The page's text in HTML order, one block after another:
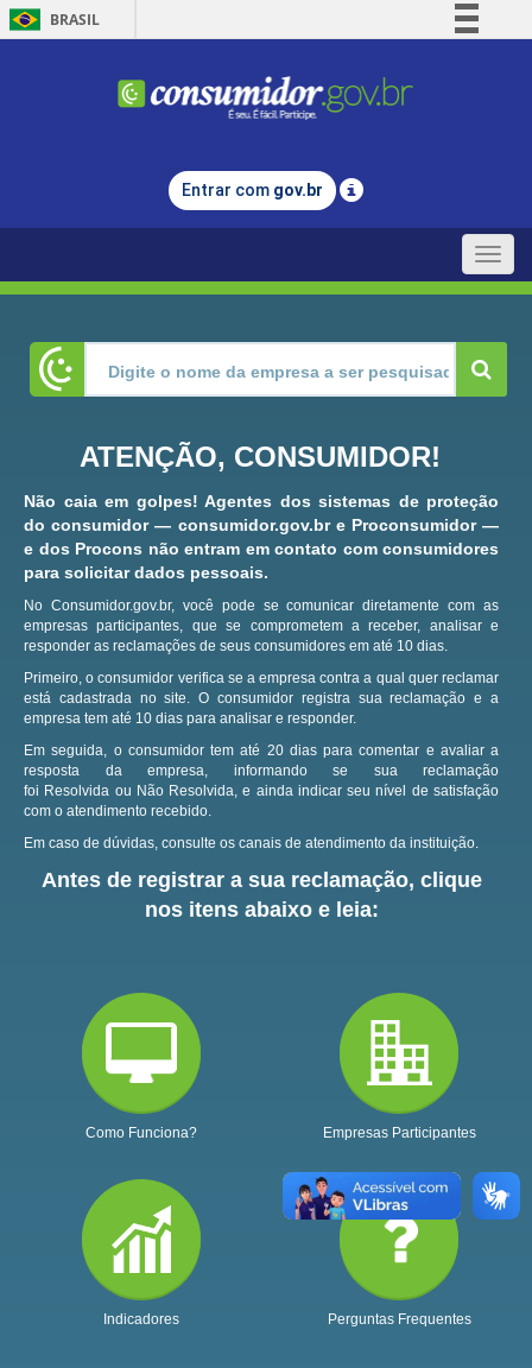
BRASIL
Comunica BR
Legislação
Entrar com gov.br
Toggle
ATENÇÃO, CONSUMIDOR!
Não caia em golpes! Agentes dos sistemas de proteção
do consumidor — consumidor.gov.br e Proconsumidor —
e dos Procons não entram em contato com consumidores
para solicitar dados pessoais.
No Consumidor.gov.br, você pode se comunicar diretamente com as
empresas participantes, que se comprometem a receber, analisar e
responder as reclamações de seus consumidores em até 10 dias.
Primeiro, o consumidor verifica se a empresa contra a qual quer reclamar
está cadastrada no site.O consumidor registra sua reclamação e a
empresa tem até 10 dias para analisar e responder.
Em seguida, o consumidor tem até 20 dias para comentar e avaliar a
resposta da empresa, informando se sua reclamação
foi Resolvida ou Não Resolvida, e ainda indicar seu nível de satisfação
com o atendimento recebido.
Em caso de dúvidas, consulte os canais de atendimento da instituição.
Antes de registrar a sua reclamação, clique
nos itens abaixo e leia:
Como Funciona? Empresas Participantes
Indicadores Perguntas Frequentes